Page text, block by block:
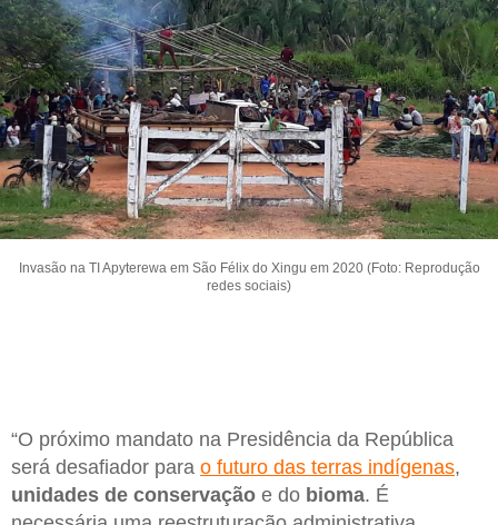
Invasão na TI Apyterewa em São Félix do Xingu em 2020 (Foto: Reprodução
redes sociais)
“O próximo mandato na Presidência da República
será desafiador para o futuro das terras indígenas,
unidades de conservação e do bioma. É